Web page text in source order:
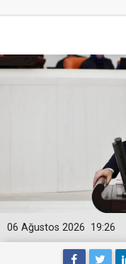
19:26
06 Ağustos 2026